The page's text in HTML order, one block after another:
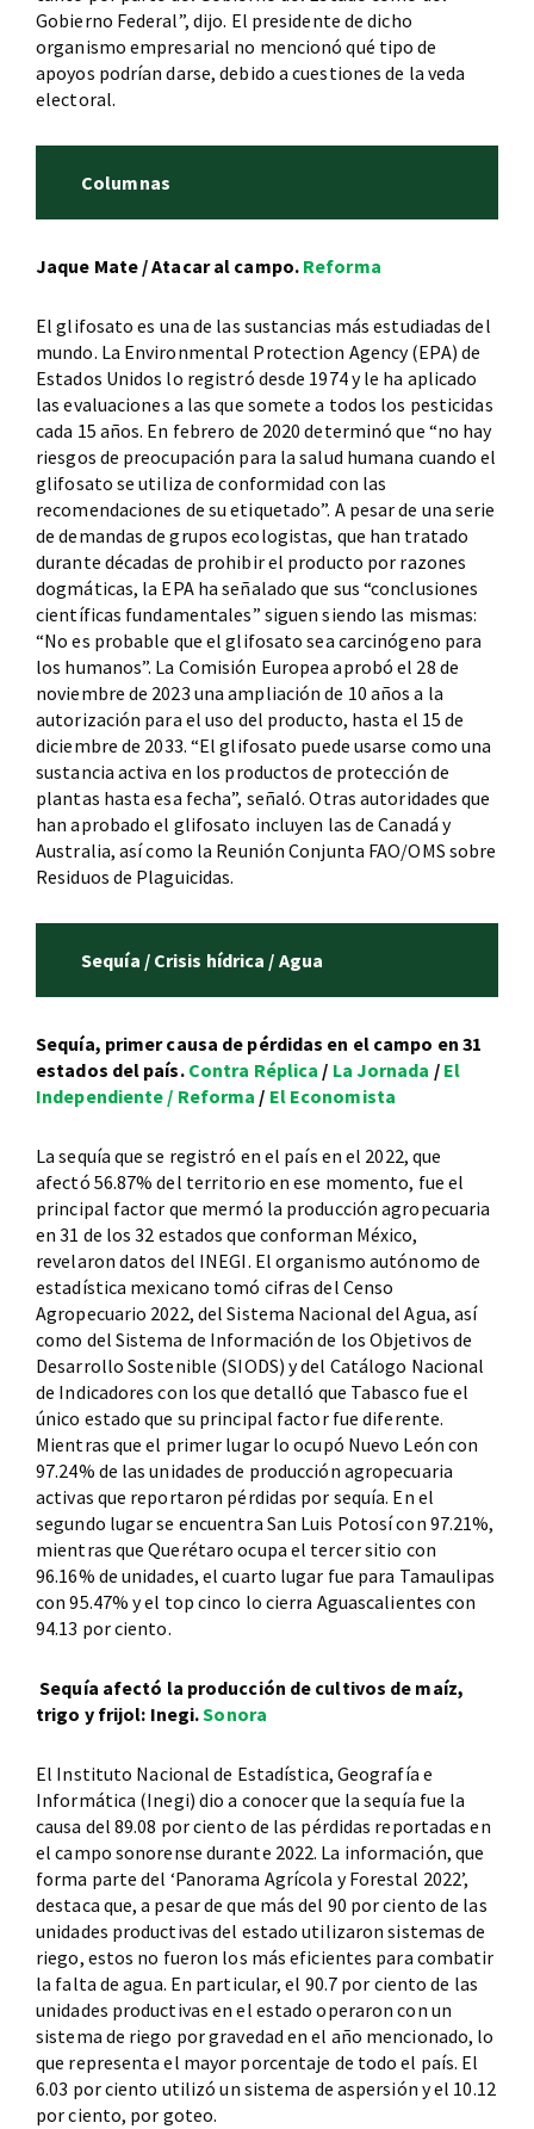
Gobierno Federal”, dijo. El presidente de dicho
organismo empresarial no mencionó qué tipo de
apoyos podrían darse, debido a cuestiones de la veda
electoral.
Columnas
Jaque Mate / Atacar al campo. Reforma
El glifosato es una de las sustancias más estudiadas del
mundo. La Environmental Protection Agency (EPA) de
Estados Unidos lo registró desde 1974 y le ha aplicado
las evaluaciones a las que somete a todos los pesticidas
cada 15 años. En febrero de 2020 determinó que “no hay
riesgos de preocupación para la salud humana cuando el
glifosato se utiliza de conformidad con las
recomendaciones de su etiquetado”. A pesar de una serie
de demandas de grupos ecologistas, que han tratado
durante décadas de prohibir el producto por razones
dogmáticas, la EPA ha señalado que sus “conclusiones
científicas fundamentales” siguen siendo las mismas:
“No es probable que el glifosato sea carcinógeno para
los humanos”. La Comisión Europea aprobó el 28 de
noviembre de 2023 una ampliación de 10 años a la
autorización para el uso del producto, hasta el 15 de
diciembre de 2033. “El glifosato puede usarse como una
sustancia activa en los productos de protección de
plantas hasta esa fecha”, señaló. Otras autoridades que
han aprobado el glifosato incluyen las de Canadá y
Australia, así como la Reunión Conjunta FAO/OMS sobre
Residuos de Plaguicidas.
Sequía / Crisis hídrica / Agua
Sequía, primer causa de pérdidas en el campo en 31
estados del país. Contra Réplica / La Jornada / El
Independiente / Reforma / El Economista
La sequía que se registró en el país en el 2022, que
afectó 56.87% del territorio en ese momento, fue el
principal factor que mermó la producción agropecuaria
en 31 de los 32 estados que conforman México,
revelaron datos del INEGI. El organismo autónomo de
estadística mexicano tomó cifras del Censo
Agropecuario 2022, del Sistema Nacional del Agua, así
como del Sistema de Información de los Objetivos de
Desarrollo Sostenible (SIODS) y del Catálogo Nacional
de Indicadores con los que detalló que Tabasco fue el
único estado que su principal factor fue diferente.
Mientras que el primer lugar lo ocupó Nuevo León con
97.24% de las unidades de producción agropecuaria
activas que reportaron pérdidas por sequía. En el
segundo lugar se encuentra San Luis Potosí con 97.21%,
mientras que Querétaro ocupa el tercer sitio con
96.16% de unidades, el cuarto lugar fue para Tamaulipas
con 95.47% y el top cinco lo cierra Aguascalientes con
94.13 por ciento.
Sequía afectó la producción de cultivos de maíz,
trigo y frijol: Inegi.Sonora
El Instituto Nacional de Estadística, Geografía e
Informática (Inegi) dio a conocer que la sequía fue la
causa del 89.08 por ciento de las pérdidas reportadas en
el campo sonorense durante 2022. La información, que
forma parte del ‘Panorama Agrícola y Forestal 2022’,
destaca que, a pesar de que más del 90 por ciento de las
unidades productivas del estado utilizaron sistemas de
riego, estos no fueron los más eficientes para combatir
la falta de agua. En particular, el 90.7 por ciento de las
unidades productivas en el estado operaron con un
sistema de riego por gravedad en el año mencionado, lo
que representa el mayor porcentaje de todo el país. El
6.03 por ciento utilizó un sistema de aspersión y el 10.12
por ciento, por goteo.